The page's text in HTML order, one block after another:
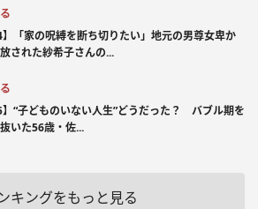
】「家の呪縛を断ち切りたい」地元の男尊女卑か
された紗希子さんの...
】“子どものいない人生”どうだった？ バブル期を
いた56歳・佐...
キングをもっと見る